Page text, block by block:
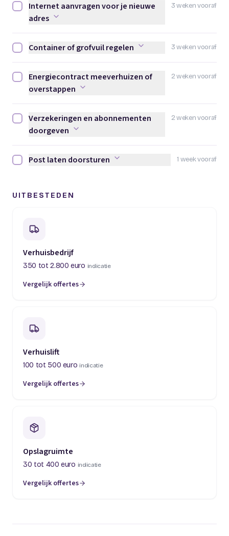
3 weken vooraf
Internet aanvragen voor je nieuwe adres afvinken
Internet aanvragen voor je nieuwe
adres
3 weken vooraf
Container of grofvuil regelen afvinken
Container of grofvuil regelen
2 weken vooraf
Energiecontract meeverhuizen of overstappen afvinken
Energiecontract meeverhuizen of
overstappen
2 weken vooraf
Verzekeringen en abonnementen doorgeven afvinken
Verzekeringen en abonnementen
doorgeven
1 week vooraf
Post laten doorsturen afvinken
Post laten doorsturen
UITBESTEDEN
Verhuisbedrijf
350 tot 2.800 euro indicatie
Vergelijk offertes
(opent in een nieuw tabblad)
Verhuislift
100 tot 500 euro indicatie
Vergelijk offertes
(opent in een nieuw tabblad)
Opslagruimte
30 tot 400 euro indicatie
Vergelijk offertes
(opent in een nieuw tabblad)